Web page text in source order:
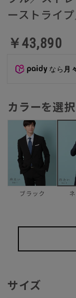
ーストライ
￥43,890
なら 月
カラーを選択
ブラック
サイズ